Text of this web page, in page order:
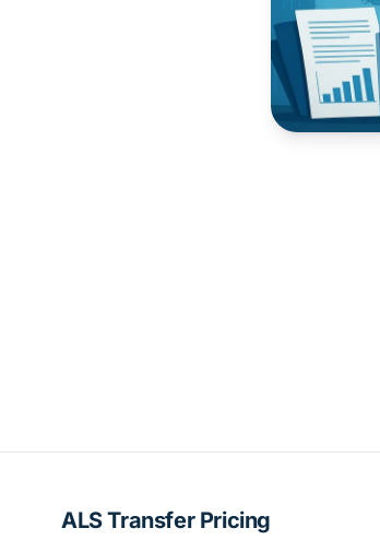
ALS Transfer Pricing